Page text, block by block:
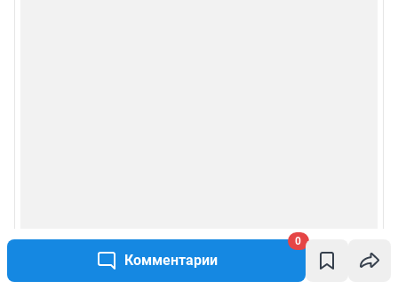
Комментарии
0